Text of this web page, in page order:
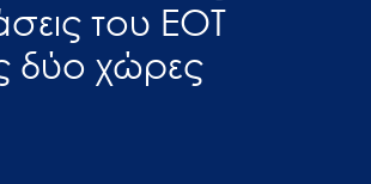
του ΕΟΤ
δύο χώρες